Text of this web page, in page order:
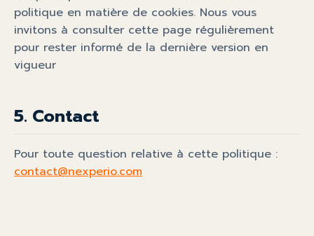
politique en matière de cookies. Nous vous
invitons à consulter cette page régulièrement
pour rester informé de la dernière version en
vigueur
5. Contact
Pour toute question relative à cette politique :
contact@nexperio.com